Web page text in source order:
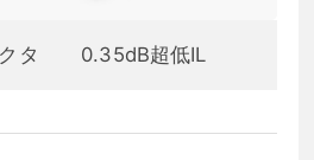
タ 0.35dB超低IL